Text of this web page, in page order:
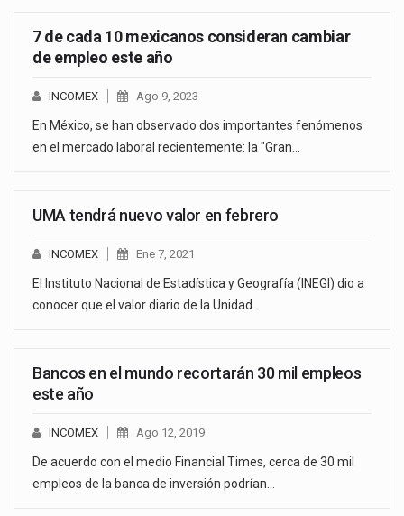
7 de cada 10 mexicanos consideran cambiar
de empleo este año
INCOMEX Ago 9, 2023
En México, se han observado dos importantes fenómenos
en el mercado laboral recientemente: la "Gran…
UMA tendrá nuevo valor en febrero
INCOMEX Ene 7, 2021
El Instituto Nacional de Estadística y Geografía (INEGI) dio a
conocer que el valor diario de la Unidad…
Bancos en el mundo recortarán 30 mil empleos
este año
INCOMEX Ago 12, 2019
De acuerdo con el medio Financial Times, cerca de 30 mil
empleos de la banca de inversión podrían…